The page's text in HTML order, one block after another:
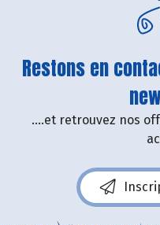
Restons en
....et retrouvez nos